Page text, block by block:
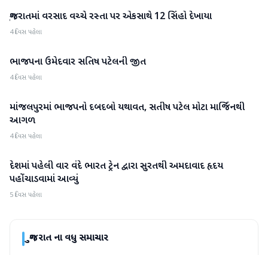
ગુજરાત
ગુજરાતમાં વરસાદ વચ્ચે રસ્તા પર એકસાથે 12 સિંહો દેખાયા
4 દિવસ પહેલા
ગુજરાત
ભાજપના ઉમેદવાર સતિષ પટેલની જીત
4 દિવસ પહેલા
ગુજરાત
માંજલપુરમાં ભાજપનો દબદબો યથાવત, સતીષ પટેલ મોટા માર્જિનથી
આગળ
4 દિવસ પહેલા
ગુજરાત
દેશમાં પહેલી વાર વંદે ભારત ટ્રેન દ્વારા સુરતથી અમદાવાદ હૃદય
પહોંચાડવામાં આવ્યું
5 દિવસ પહેલા
ગુજરાતના વધુ સમાચાર